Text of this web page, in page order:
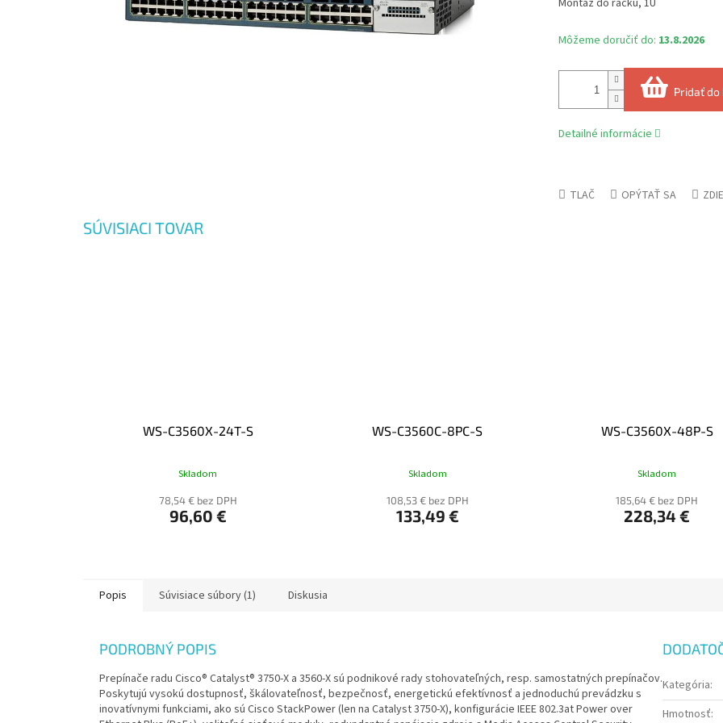
Môžeme doručiť do: 13.8.2026
Pridať do
Montáž do racku, 1U
Detailné informácie
TLAČ OPÝTAŤ SA
SÚVISIACI TOVAR
WS-C3560X-24T-S
Skladom
78,54 € bez DPH
96,60 €
WS-C3560C-8PC-S
Skladom
108,53 € bez DPH
133,49 €
WS-C3560X-48P-S
Skladom
185,64 € bez DPH
228,34 €
Popis Súvisiace súbory (1) Diskusia
PODROBNÝ POPIS
Prepínače radu Cisco® Catalyst® 3750-X a 3560-X sú podnikové rady stohovateľných, resp. samostatných prepínačov.
Poskytujú vysokú dostupnosť, škálovateľnosť, bezpečnosť, energetickú efektívnosť a jednoduchú prevádzku s
inovatívnymi funkciami, ako sú Cisco StackPower (len na Catalyst 3750-X), konfigurácie IEEE 802.3at Power over
Kategória:
Hmotnosť: